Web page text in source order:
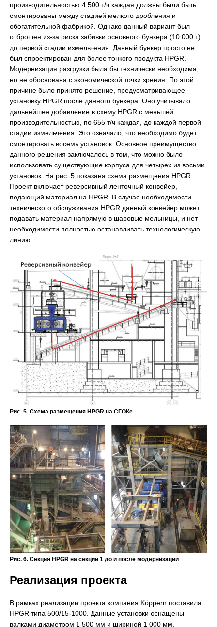
производительностью 4 500 т/ч каждая должны были быть
смонтированы между стадией мелкого дробления и
обогатительной фабрикой. Однако данный вариант был
отброшен из-за риска забивки основного бункера (10 000 т)
до первой стадии измельчения. Данный бункер просто не
был спроектирован для более тонкого продукта HPGR.
Модернизация разгрузки была бы технически необходима,
но не обоснована с экономической точки зрения. По этой
причине было принято решение, предусматривающее
установку HPGR после данного бункера. Оно учитывало
дальнейшее добавление в схему HPGR с меньшей
производительностью, по 655 т/ч каждая, до каждой первой
стадии измельчения. Это означало, что необходимо будет
смонтировать восемь установок. Основное преимущество
данного решения заключалось в том, что можно было
использовать существующие корпуса для четырех из восьми
установок. На рис. 5 показана схема размещения HPGR.
Проект включает реверсивный ленточный конвейер,
подающий материал на HPGR. В случае необходимости
технического обслуживания HPGR данный конвейер может
подавать материал напрямую в шаровые мельницы, и нет
необходимости полностью останавливать технологическую
линию.
Рис. 5. Схема размещения HPGR на СГОКе
Рис. 6. Секция HPGR на секции 1 до и после модернизации
Реализация проекта
В рамках реализации проекта компания Köppern поставила
HPGR типа 500/15-1000. Данные установки оснащены
валками диаметром 1 500 мм и шириной 1 000 мм.